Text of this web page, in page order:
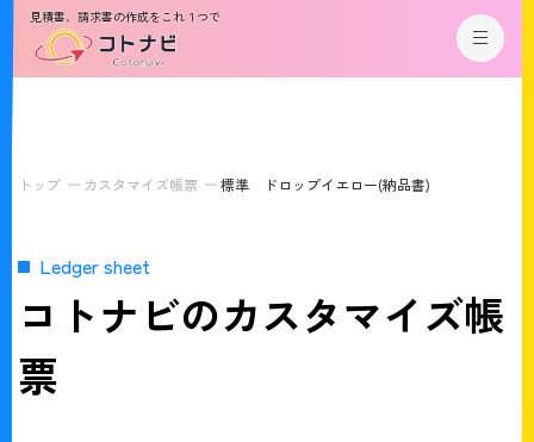
見積書、請求書の作成をこれ１つで
トップ カスタマイズ帳票 標準 ドロップイエロー(納品書)
Ledger sheet
コトナビのカスタマイズ帳
票